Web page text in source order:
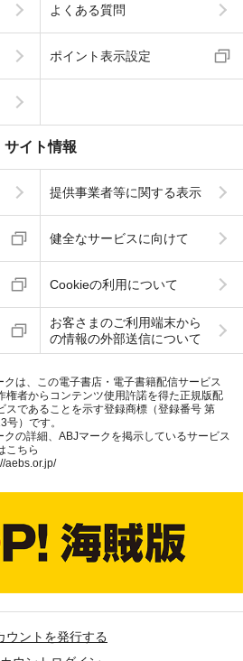
よくある質問
ポイント表示設定
サイト情報
提供事業者等に関する表示
健全なサービスに向けて
Cookieの利用について
お客さまのご利用端末から
の情報の外部送信について
クは、この電子書店・電子書籍配信サービス
権者からコンテンツ使用許諾を得た正規版配
スであることを示す登録商標（登録番号 第
号）です。
クの詳細、ABJマークを掲示しているサービス
こちら
aebs.or.jp/
ウントを発行する